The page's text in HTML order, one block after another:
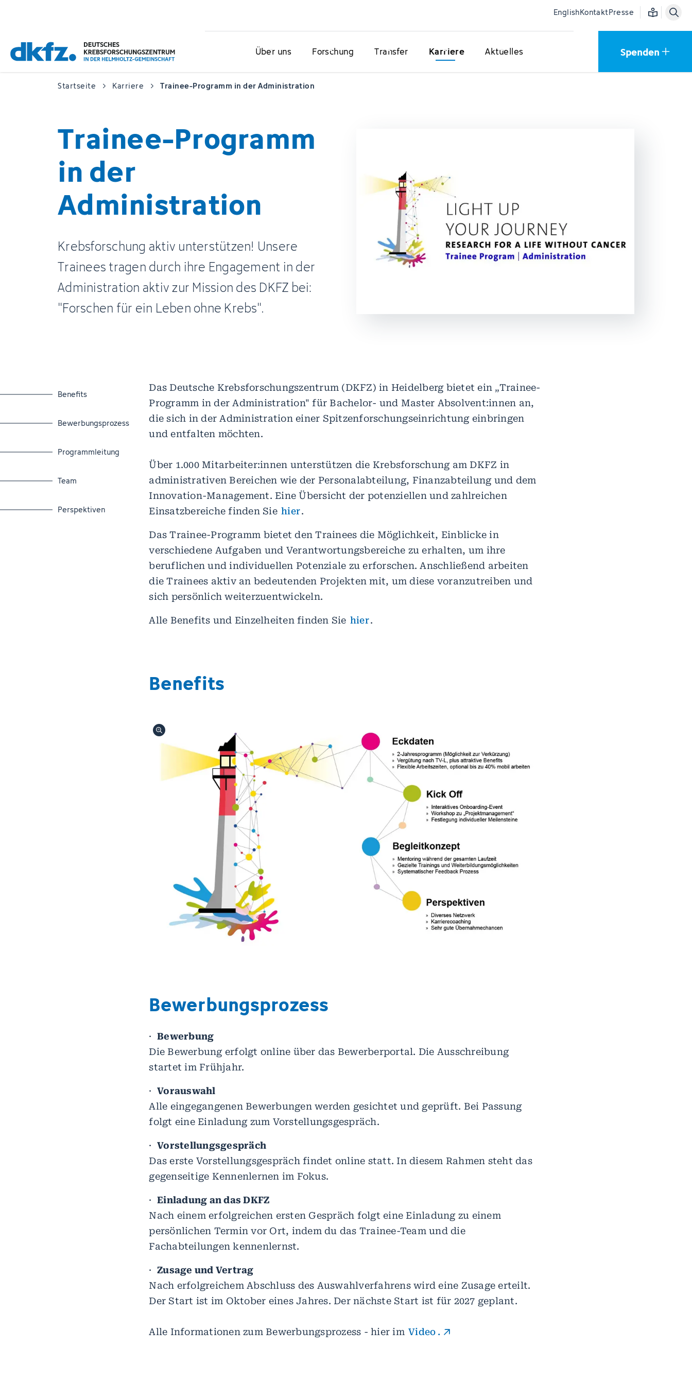
EnglishKontaktPresse Einfache
Über uns Forschung Transfer Karriere Aktuelles Spenden
Startseite Karriere Trainee-Programm in der Administration
Trainee-Programm
in der
Administration
Krebsforschung aktiv unterstützen! Unsere
Trainees tragen durch ihre Engagement in der
Administration aktiv zur Mission des DKFZ bei:
"Forschen für ein Leben ohne Krebs".
Zum Abschnitt springen
Benefits
Zum Abschnitt springen
Bewerbungsprozess
Zum Abschnitt springen
Programmleitung
Zum Abschnitt springen
Team
Zum Abschnitt springen
Perspektiven
Das Deutsche Krebsforschungszentrum (DKFZ) in Heidelberg bietet ein „Trainee-
Programm in der Administration" für Bachelor- und Master Absolvent:innen an,
die sich in der Administration einer Spitzenforschungseinrichtung einbringen
und entfalten möchten.
Über 1.000 Mitarbeiter:innen unterstützen die Krebsforschung am DKFZ in
administrativen Bereichen wie der Personalabteilung, Finanzabteilung und dem
Innovation-Management. Eine Übersicht der potenziellen und zahlreichen
Einsatzbereiche finden Sie hier.
Das Trainee-Programm bietet den Trainees die Möglichkeit, Einblicke in
verschiedene Aufgaben und Verantwortungsbereiche zu erhalten, um ihre
beruflichen und individuellen Potenziale zu erforschen. Anschließend arbeiten
die Trainees aktiv an bedeutenden Projekten mit, um diese voranzutreiben und
sich persönlich weiterzuentwickeln.
Alle Benefits und Einzelheiten finden Sie hier.
Benefits
Bewerbungsprozess
·Bewerbung
Die Bewerbung erfolgt online über das Bewerberportal. Die Ausschreibung
startet im Frühjahr.
·Vorauswahl
Alle eingegangenen Bewerbungen werden gesichtet und geprüft. Bei Passung
folgt eine Einladung zum Vorstellungsgespräch.
·Vorstellungsgespräch
Das erste Vorstellungsgespräch findet online statt. In diesem Rahmen steht das
gegenseitige Kennenlernen im Fokus.
·Einladung an das DKFZ
Nach einem erfolgreichen ersten Gespräch folgt eine Einladung zu einem
persönlichen Termin vor Ort, indem du das Trainee-Team und die
Fachabteilungen kennenlernst.
·Zusage und Vertrag
Nach erfolgreichem Abschluss des Auswahlverfahrens wird eine Zusage erteilt.
Der Start ist im Oktober eines Jahres. Der nächste Start ist für 2027 geplant.
Alle Informationen zum Bewerbungsprozess - hier im Video .